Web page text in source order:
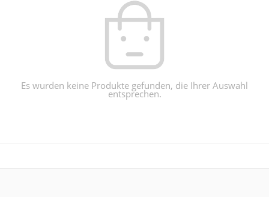
Es wurden keine Produkte gefunden, die Ihrer Auswahl
entsprechen.